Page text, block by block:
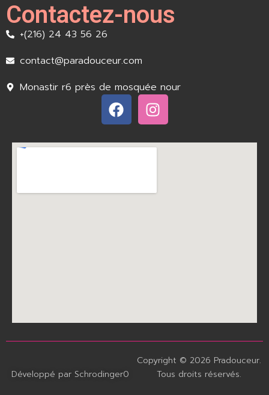
Contactez-nous
+(216) 24 43 56 26
contact@paradouceur.com
Monastir r6 près de mosquée nour
Développé par Schrodinger0
Copyright © 2026 Pradouceur.
Tous droits réservés.